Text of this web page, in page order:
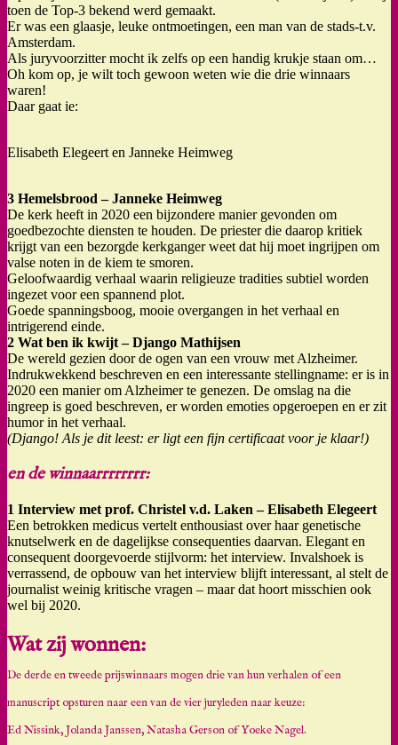
toen de Top-3 bekend werd gemaakt.
Er was een glaasje, leuke ontmoetingen, een man van de stads-t.v.
Amsterdam.
Als juryvoorzitter mocht ik zelfs op een handig krukje staan om…
Oh kom op, je wilt toch gewoon weten wie die drie winnaars
waren!
Daar gaat ie:
Elisabeth Elegeert en Janneke Heimweg
3 Hemelsbrood – Janneke Heimweg
De kerk heeft in 2020 een bijzondere manier gevonden om
goedbezochte diensten te houden. De priester die daarop kritiek
krijgt van een bezorgde kerkganger weet dat hij moet ingrijpen om
valse noten in de kiem te smoren.
Geloofwaardig verhaal waarin religieuze tradities subtiel worden
ingezet voor een spannend plot.
Goede spanningsboog, mooie overgangen in het verhaal en
intrigerend einde.
2 Wat ben ik kwijt – Django Mathijsen
De wereld gezien door de ogen van een vrouw met Alzheimer.
Indrukwekkend beschreven en een interessante stellingname: er is in
2020 een manier om Alzheimer te genezen. De omslag na die
ingreep is goed beschreven, er worden emoties opgeroepen en er zit
humor in het verhaal.
(Django! Als je dit leest: er ligt een fijn certificaat voor je klaar!)
en de winnaarrrrrrrr:
1 Interview met prof. Christel v.d. Laken – Elisabeth Elegeert
Een betrokken medicus vertelt enthousiast over haar genetische
knutselwerk en de dagelijkse consequenties daarvan. Elegant en
consequent doorgevoerde stijlvorm: het interview. Invalshoek is
verrassend, de opbouw van het interview blijft interessant, al stelt de
journalist weinig kritische vragen – maar dat hoort misschien ook
wel bij 2020.
Wat zij wonnen:
De derde en tweede prijswinnaars mogen drie van hun verhalen of een
manuscript opsturen naar een van de vier juryleden naar keuze:
Ed Nissink, Jolanda Janssen, Natasha Gerson of Yoeke Nagel.